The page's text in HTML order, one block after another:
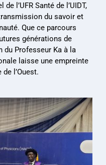
l’UFR Santé de l’UIDT,
du savoir et
Que ce parcours
générations de
du Professeur Ka à la
laisse une empreinte
l’Ouest.